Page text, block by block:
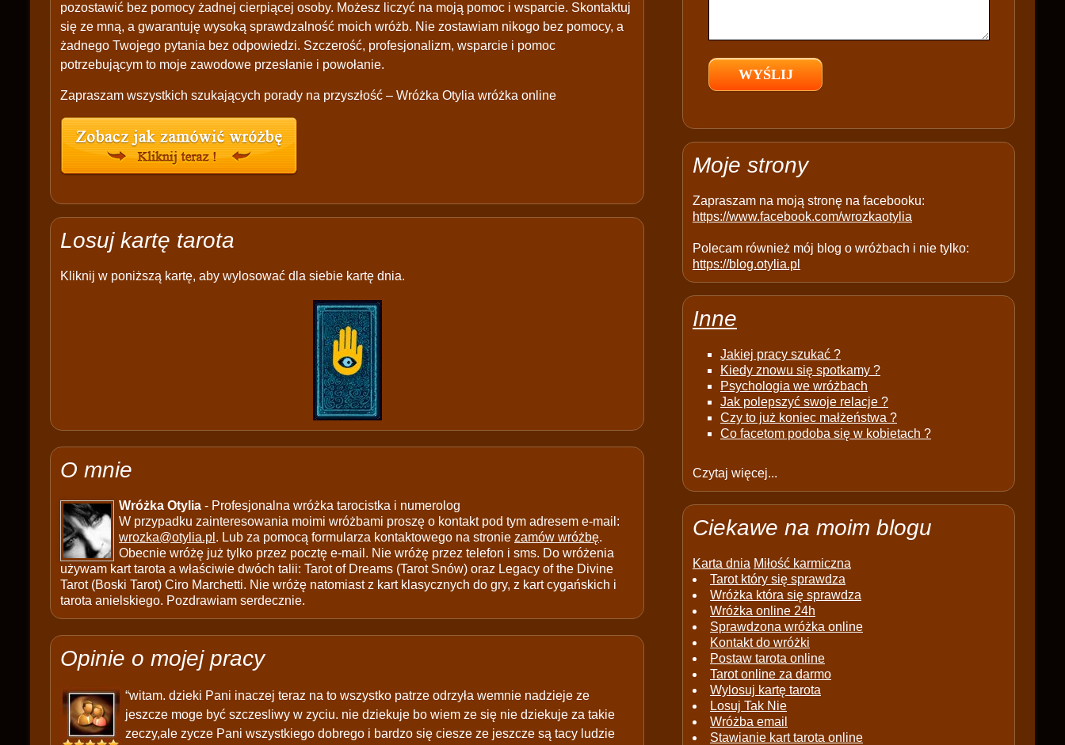
pozostawić bez pomocy żadnej cierpiącej osoby. Możesz liczyć na moją pomoc i wsparcie. Skontaktuj
się ze mną, a gwarantuję wysoką sprawdzalność moich wróżb. Nie zostawiam nikogo bez pomocy, a
żadnego Twojego pytania bez odpowiedzi. Szczerość, profesjonalizm, wsparcie i pomoc
potrzebującym to moje zawodowe przesłanie i powołanie.
Zapraszam wszystkich szukających porady na przyszłość – Wróżka Otylia wróżka online
Losuj kartę tarota
Kliknij w poniższą kartę, aby wylosować dla siebie kartę dnia.
O mnie
Wróżka Otylia - Profesjonalna wróżka tarocistka i numerolog
W przypadku zainteresowania moimi wróżbami proszę o kontakt pod tym adresem e-mail:
wrozka@otylia.pl . Lub za pomocą formularza kontaktowego na stronie zamów wróżbę.
Obecnie wróżę już tylko przez pocztę e-mail. Nie wróżę przez telefon i sms. Do wróżenia
używam kart tarota a właściwie dwóch talii: Tarot of Dreams (Tarot Snów) oraz Legacy of the Divine
Tarot (Boski Tarot) Ciro Marchetti. Nie wróżę natomiast z kart klasycznych do gry, z kart cygańskich i
tarota anielskiego. Pozdrawiam serdecznie.
Opinie o mojej pracy
“witam. dzieki Pani inaczej teraz na to wszystko patrze odrzyła wemnie nadzieje ze
jeszcze moge być szczesliwy w zyciu. nie dziekuje bo wiem ze się nie dziekuje za takie
zeczy,ale zycze Pani wszystkiego dobrego i bardzo się ciesze ze jeszcze są tacy ludzie
e
e
p
y
Moje strony
Zapraszam na moją stronę na facebooku:
https://www.facebook.com/wrozkaotylia
Polecam również mój blog o wróżbach i nie tylko:
https://blog.otylia.pl
Inne
Jakiej pracy szukać ?
Kiedy znowu się spotkamy ?
Psychologia we wróżbach
Jak polepszyć swoje relacje ?
Czy to już koniec małżeństwa ?
Co facetom podoba się w kobietach ?
Czytaj więcej...
Ciekawe na moim blogu
Karta dnia Miłość karmiczna
Tarot który się sprawdza
Wróżka która się sprawdza
Wróżka online 24h
Sprawdzona wróżka online
Kontakt do wróżki
Postaw tarota online
Tarot online za darmo
Wylosuj kartę tarota
Losuj Tak Nie
Wróżba email
Stawianie kart tarota online